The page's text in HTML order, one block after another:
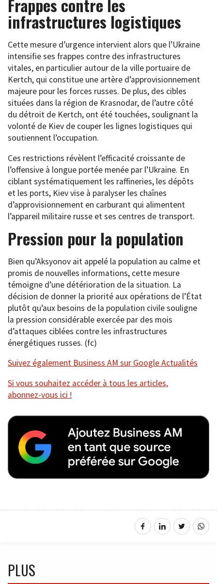
Frappes contre les
infrastructures logistiques
Cette mesure d’urgence intervient alors que l’Ukraine
intensifie ses frappes contre des infrastructures
vitales, en particulier autour de la ville portuaire de
Kertch, qui constitue une artère d’approvisionnement
majeure pour les forces russes. De plus, des cibles
situées dans la région de Krasnodar, de l’autre côté
du détroit de Kertch, ont été touchées, soulignant la
volonté de Kiev de couper les lignes logistiques qui
soutiennent l’occupation.
Ces restrictions révèlent l’efficacité croissante de
l’offensive à longue portée menée par l’Ukraine. En
ciblant systématiquement les raffineries, les dépôts
et les ports, Kiev vise à paralyser les chaînes
d’approvisionnement en carburant qui alimentent
l’appareil militaire russe et ses centres de transport.
Pression pour la population
Bien qu’Aksyonov ait appelé la population au calme et
promis de nouvelles informations, cette mesure
témoigne d’une détérioration de la situation. La
décision de donner la priorité aux opérations de l’État
plutôt qu’aux besoins de la population civile souligne
la pression considérable exercée par des mois
d’attaques ciblées contre les infrastructures
énergétiques russes. (fc)
Suivez également Business AM sur Google Actualités
Si vous souhaitez accéder à tous les articles,
abonnez-vous ici !
PLUS